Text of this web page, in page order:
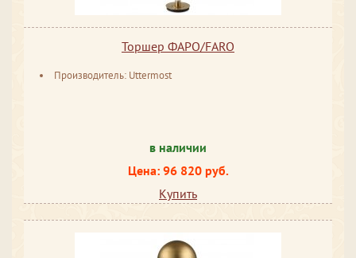
Торшер ФАРО/FARO
Производитель: Uttermost
в наличии
Цена: 96 820 руб.
Купить